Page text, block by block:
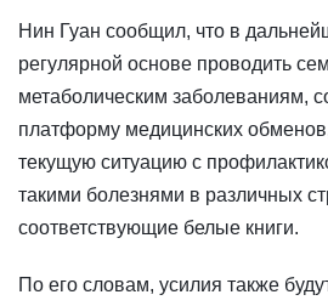
Нин Гуан сообщил, что в
регулярной основе проводить
метаболическим заболеваниям,
платформу медицинских
текущую ситуацию с
такими болезнями в различных
соответствующие белые книги.
По его словам, усилия также